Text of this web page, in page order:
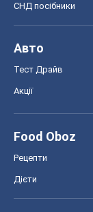
СНД посібники
Авто
Тест Драйв
Акції
Food Oboz
Рецепти
Дієти